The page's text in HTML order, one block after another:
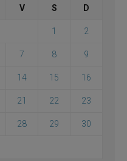
V S D
1 2
7 8 9
14 15 16
21 22 23
28 29 30